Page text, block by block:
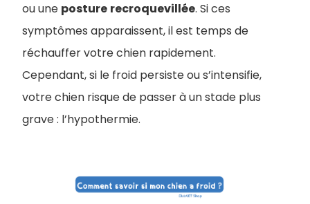
ou une posture recroquevillée. Si ces
symptômes apparaissent, il est temps de
réchauffer votre chien rapidement.
Cependant, si le froid persiste ou s’intensifie,
votre chien risque de passer à un stade plus
grave : l’hypothermie.